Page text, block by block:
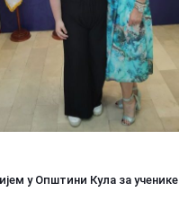
у Општини Кула за ученике